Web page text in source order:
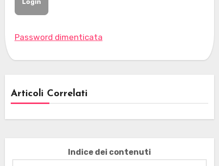
Password dimenticata
Articoli Correlati
Indice dei contenuti